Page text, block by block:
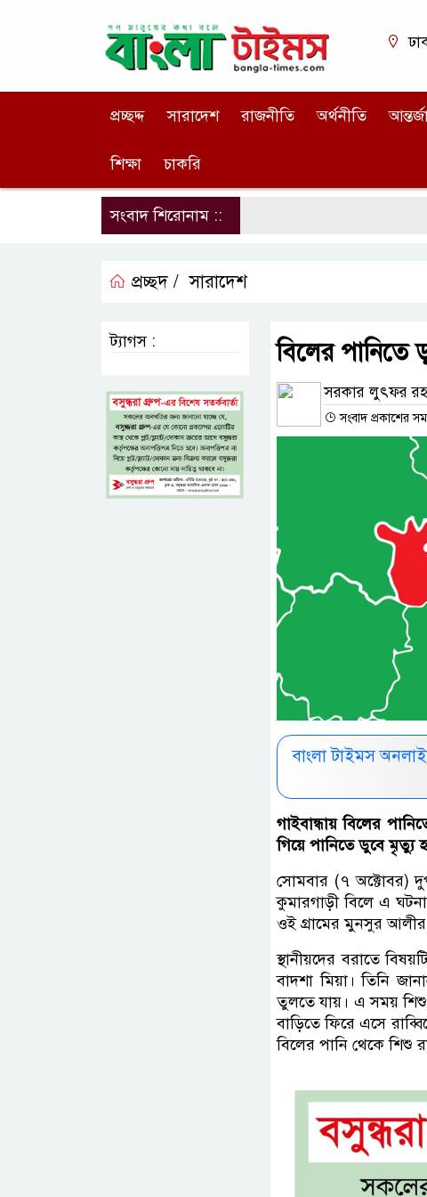
প্রচ্ছদ্দ সারাদেশ রাজনীতি অর্থনীতি
শিক্ষা চাকরি
সংবাদ শিরোনাম ::
প্রচ্ছদ / সারাদেশ
বিলের পানিতে
সরকার লুৎফর
সংবাদ প্রকাশের
বাংলা টাইমস
গাইবান্ধায় বিলের
গিয়ে পানিতে ডুবে মৃত্যু
সোমবার (৭ অক্টোবর)
কুমারগাড়ী বিলে এ
ওই গ্রামের মুনসুর আলীর
স্থানীয়দের বরাতে
বাদশা মিয়া। তিনি
তুলতে যায়। এ সময় শিশু
বাড়িতে ফিরে এসে
বিলের পানি থেকে শিশু
ট্যাগস :